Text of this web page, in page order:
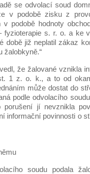
se odvolací soud
v podobě zisku z
podobě hodnoty
fyzioterapie s. r. o. a ke
době již neplatil zákaz
žalobkyně.“
že žalované vznikla
1 z. o. k., a to od
může dostat do
podle odvolacího
jí nevznikla
informační povinnosti o
soudu podala